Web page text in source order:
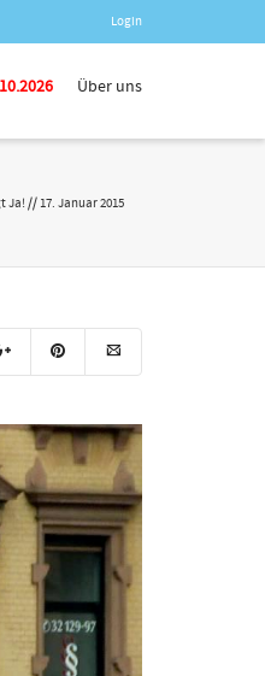
Login
Über uns
Ja! // 17. Januar 2015